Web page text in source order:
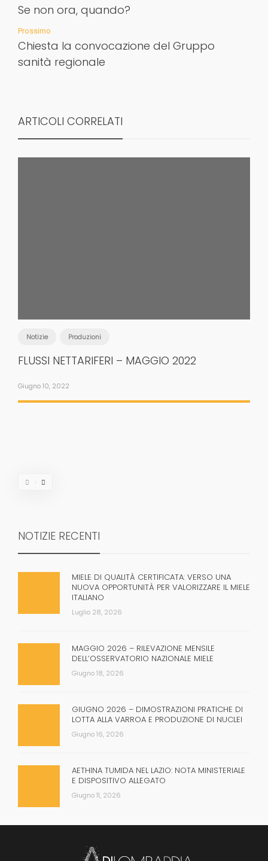
Se non ora, quando?
Prossimo
Chiesta la convocazione del Gruppo
sanità regionale
ARTICOLI CORRELATI
Notizie Produzioni
FLUSSI NETTARIFERI – MAGGIO 2022
Giugno 10, 2022
NOTIZIE RECENTI
MIELE DI QUALITÀ CERTIFICATA: VERSO UNA
NUOVA OPPORTUNITÀ PER VALORIZZARE IL MIELE
ITALIANO
Luglio 28, 2026
MAGGIO 2026 – RILEVAZIONE MENSILE
DELL’OSSERVATORIO NAZIONALE MIELE
Giugno 18, 2026
GIUGNO 2026 – DIMOSTRAZIONI PRATICHE DI
LOTTA ALLA VARROA E PRODUZIONE DI NUCLEI
Giugno 16, 2026
AETHINA TUMIDA NEL LAZIO: NOTA MINISTERIALE
E DISPOSITIVO ALLEGATO
Giugno 11, 2026